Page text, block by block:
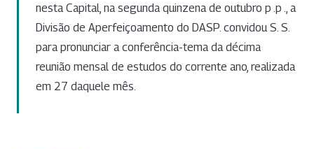
nesta Capital, na segunda quinzena de outubro p .p ., a
Divisão de Aperfeiçoamento do DASP. convidou S. S.
para pronunciar a conferência-tema da décima
reunião mensal de estudos do corrente ano, realizada
em 27 daquele mês.